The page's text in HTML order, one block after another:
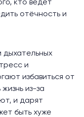
кто ведёт
отёчность и
дыхательных
и
избавиться от
из-за
и дарят
быть хуже